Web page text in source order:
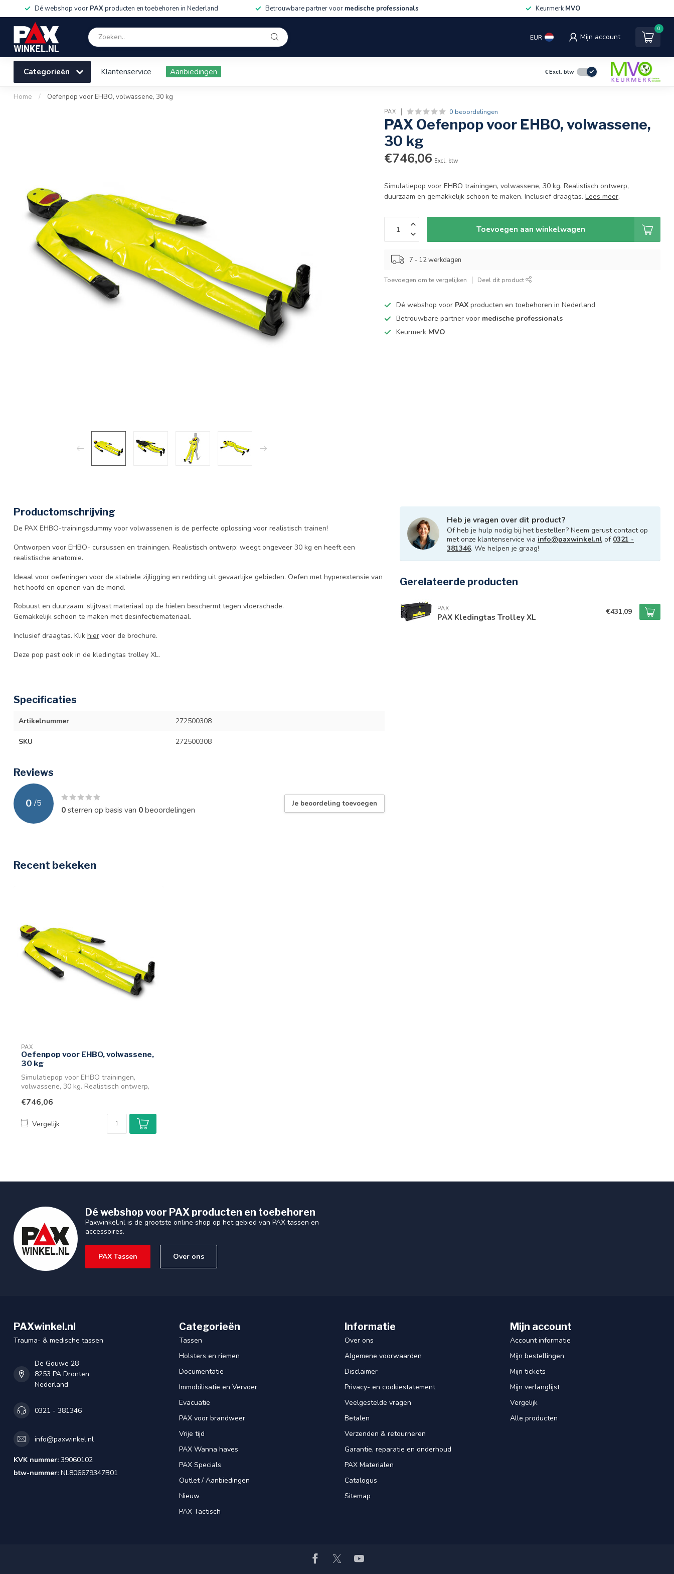
Dé webshop voor PAX producten en toebehoren in Nederland Betrouwbare partner voor medische professionals Keurmerk MVO
EUR Mijn account
0
Categorieën Klantenservice Aanbiedingen €Excl. btw
Home / Oefenpop voor EHBO, volwassene, 30 kg
PAX 0 beoordelingen
PAX Oefenpop voor EHBO, volwassene,
30 kg
€746,06 Excl. btw
Simulatiepop voor EHBO trainingen, volwassene, 30 kg. Realistisch ontwerp,
duurzaam en gemakkelijk schoon te maken. Inclusief draagtas.Lees meer.
Toevoegen aan winkelwagen
7 - 12 werkdagen
Toevoegen om te vergelijken Deel dit product
Dé webshop voor PAX producten en toebehoren in Nederland
Betrouwbare partner voor medische professionals
Keurmerk MVO
Productomschrijving
De PAX EHBO-trainingsdummy voor volwassenen is de perfecte oplossing voor realistisch trainen!
Ontworpen voor EHBO- cursussen en trainingen. Realistisch ontwerp: weegt ongeveer 30 kg en heeft een
realistische anatomie.
Ideaal voor oefeningen voor de stabiele zijligging en redding uit gevaarlijke gebieden. Oefen met hyperextensie van
het hoofd en openen van de mond.
Robuust en duurzaam: slijtvast materiaal op de hielen beschermt tegen vloerschade.
Gemakkelijk schoon te maken met desinfectiemateriaal.
Inclusief draagtas. Klik hier voor de brochure.
Deze pop past ook in de kledingtas trolley XL.
Specificaties
Artikelnummer 272500308
SKU 272500308
Reviews
0 /5
0sterren op basis van 0beoordelingen
Je beoordeling toevoegen
Heb je vragen over dit product?
Of heb je hulp nodig bij het bestellen? Neem gerust contact op
met onze klantenservice via info@paxwinkel.nl of 0321 -
381346. We helpen je graag!
Gerelateerde producten
PAX
PAX Kledingtas Trolley XL €431,09
Recent bekeken
PAX
Oefenpop voor EHBO, volwassene,
30 kg
Simulatiepop voor EHBO trainingen,
volwassene, 30 kg. Realistisch ontwerp,
€746,06
Vergelijk
Dé webshop voor PAX producten en toebehoren
Paxwinkel.nl is de grootste online shop op het gebied van PAX tassen en
accessoires.
PAX Tassen Over ons
PAXwinkel.nl
Trauma- & medische tassen
De Gouwe 28
8253 PA Dronten
Nederland
0321 - 381346
info@paxwinkel.nl
KVK nummer: 39060102
btw-nummer: NL806679347B01
Categorieën
Tassen
Holsters en riemen
Documentatie
Immobilisatie en Vervoer
Evacuatie
PAX voor brandweer
Vrije tijd
PAX Wanna haves
PAX Specials
Outlet / Aanbiedingen
Nieuw
PAX Tactisch
Informatie
Over ons
Algemene voorwaarden
Disclaimer
Privacy- en cookiestatement
Veelgestelde vragen
Betalen
Verzenden & retourneren
Garantie, reparatie en onderhoud
PAX Materialen
Catalogus
Sitemap
Mijn account
Account informatie
Mijn bestellingen
Mijn tickets
Mijn verlanglijst
Vergelijk
Alle producten